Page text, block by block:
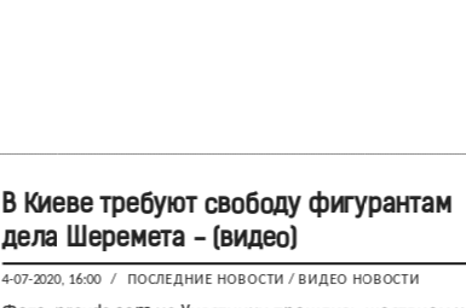
В Киеве требуют свободу фигурантам
дела Шеремета - (видео)
4-07-2020, 16:00 / ПОСЛЕДНИЕ НОВОСТИ / ВИДЕО НОВОСТИ